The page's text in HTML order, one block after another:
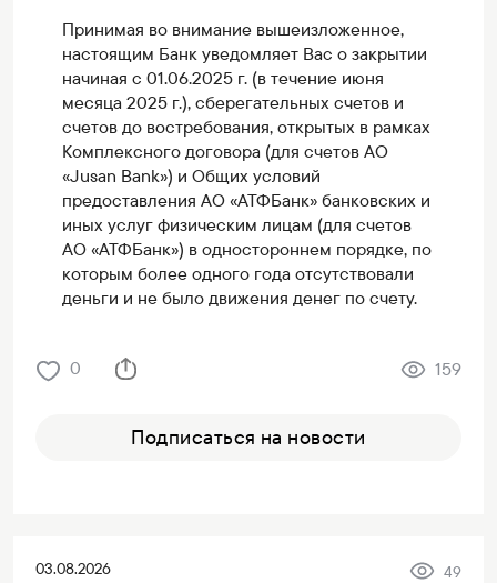
Принимая во внимание вышеизложенное,
настоящим Банк уведомляет Вас о закрытии
начиная с 01.06.2025 г. (в течение июня
месяца 2025 г.), сберегательных счетов и
счетов до востребования, открытых в рамках
Комплексного договора (для счетов АО
«Jusan Bank») и Общих условий
предоставления АО «АТФБанк» банковских и
иных услуг физическим лицам (для счетов
АО «АТФБанк») в одностороннем порядке, по
которым более одного года отсутствовали
деньги и не было движения денег по счету.
0 159
Подписаться на новости
03.08.2026
49